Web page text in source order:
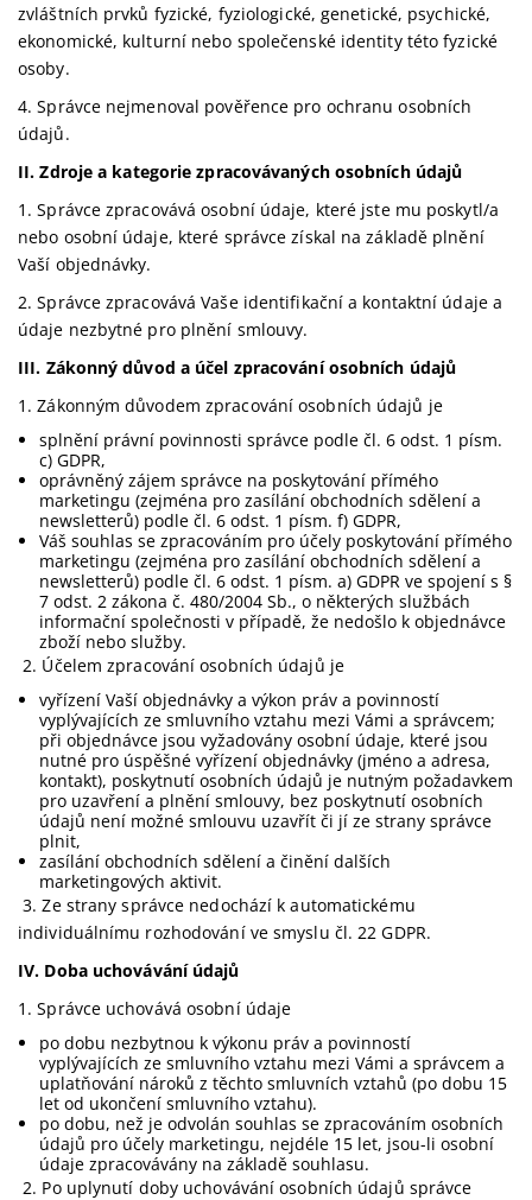
zvláštních prvků fyzické, fyziologické, genetické, psychické,
ekonomické, kulturní nebo společenské identity této fyzické
osoby.
4. Správce nejmenoval pověřence pro ochranu osobních
údajů.
II.Zdroje a kategorie zpracovávaných osobních údajů
1. Správce zpracovává osobní údaje, které jste mu poskytl/a
nebo osobní údaje, které správce získal na základě plnění
Vaší objednávky.
2. Správce zpracovává Vaše identifikační a kontaktní údaje a
údaje nezbytné pro plnění smlouvy.
III. Zákonný důvod a účel zpracování osobních údajů
1. Zákonným důvodem zpracování osobních údajů je
splnění právní povinnosti správce podle čl. 6 odst. 1 písm.
c) GDPR,
oprávněný zájem správce na poskytování přímého
marketingu (zejména pro zasílání obchodních sdělení a
newsletterů) podle čl. 6 odst. 1 písm. f) GDPR,
Váš souhlas se zpracováním pro účely poskytování přímého
marketingu (zejména pro zasílání obchodních sdělení a
newsletterů) podle čl. 6 odst. 1 písm. a) GDPR ve spojení s §
7 odst. 2 zákona č. 480/2004 Sb., o některých službách
informační společnosti v případě, že nedošlo k objednávce
zboží nebo služby.
2. Účelem zpracování osobních údajů je
vyřízení Vaší objednávky a výkon práv a povinností
vyplývajících ze smluvního vztahu mezi Vámi a správcem;
při objednávce jsou vyžadovány osobní údaje, které jsou
nutné pro úspěšné vyřízení objednávky (jméno a adresa,
kontakt), poskytnutí osobních údajů je nutným požadavkem
pro uzavření a plnění smlouvy, bez poskytnutí osobních
údajů není možné smlouvu uzavřít či jí ze strany správce
plnit,
zasílání obchodních sdělení a činění dalších
marketingových aktivit.
3. Ze strany správce nedochází k automatickému
individuálnímu rozhodování ve smyslu čl. 22 GDPR.
IV. Doba uchovávání údajů
1. Správce uchovává osobní údaje
po dobu nezbytnou k výkonu práv a povinností
vyplývajících ze smluvního vztahu mezi Vámi a správcem a
uplatňování nároků z těchto smluvních vztahů (po dobu 15
let od ukončení smluvního vztahu).
po dobu, než je odvolán souhlas se zpracováním osobních
údajů pro účely marketingu, nejdéle 15 let, jsou-li osobní
údaje zpracovávány na základě souhlasu.
2. Po uplynutí doby uchovávání osobních údajů správce